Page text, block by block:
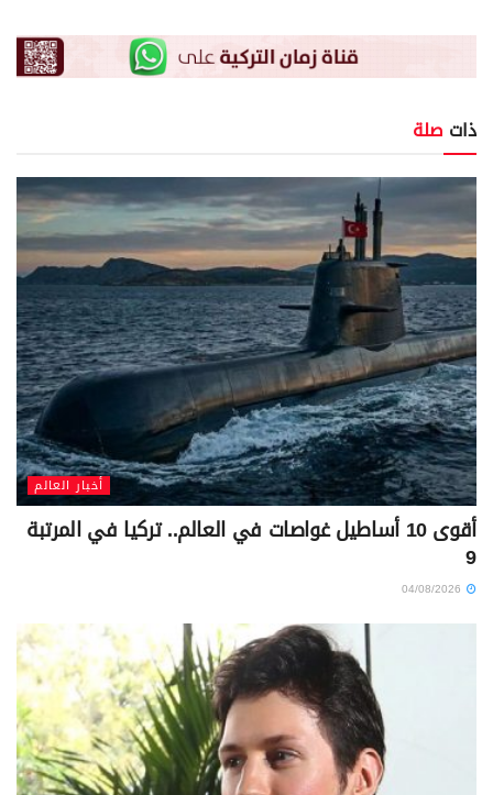
ذات صلة
أخبار العالم
أقوى 10 أساطيل غواصات في العالم.. تركيا في المرتبة
9